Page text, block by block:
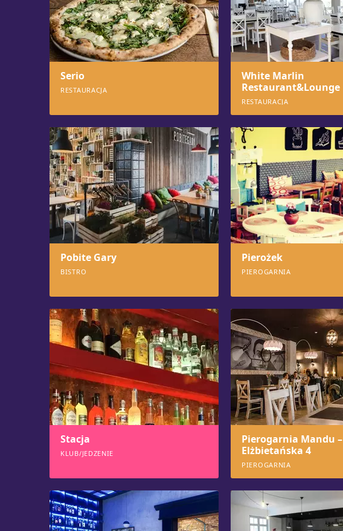
Serio
RESTAURACJA
White Marlin
Restaurant&Lounge
RESTAURACJA
Pobite Gary
BISTRO
Pierożek
PIEROGARNIA
Stacja
KLUB/JEDZENIE
Pierogarnia Mandu –
Elżbietańska 4
PIEROGARNIA